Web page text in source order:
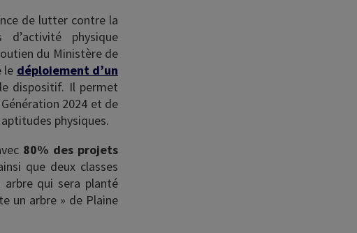
de lutter contre la
physique
du Ministère de
le déploiement d’un
dispositif. Il permet
2024 et de
physiques.
80% des projets
que deux classes
arbre qui sera planté
un arbre » de Plaine